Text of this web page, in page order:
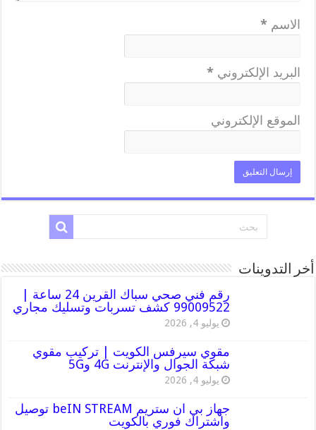
الاسم *
البريد الإلكتروني *
الموقع الإلكتروني
أخر التدوينات
رقم فني صحي سباك القرين 24 ساعة |
99009522 كشف تسربات وتسليك مجاري
يوليو 4, 2026
مقوي سيرفس الكويت | تركيب مقوي
شبكة الجوال والإنترنت 4G و5G
يوليو 4, 2026
جهاز بي ان ستريم beIN STREAM توصيل
واشتراك فوري بالكويت